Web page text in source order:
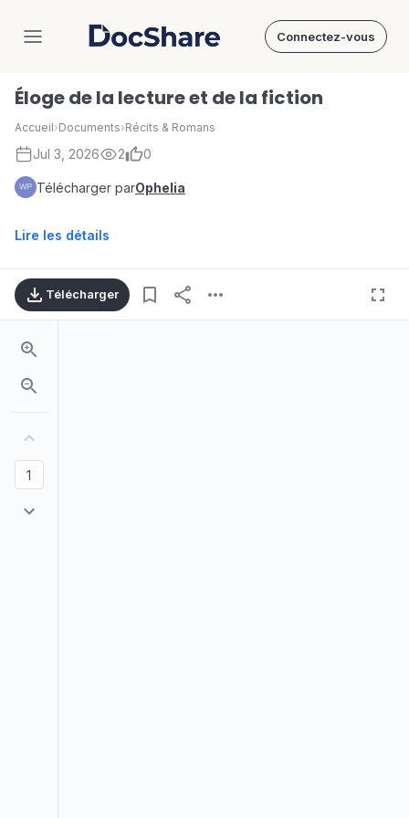
DocShare Connectez-vous
Éloge de la lecture et de la fiction
Accueil›Documents›Récits & Romans
Jul 3, 2026 2 0
Télécharger parOphelia
Lire les détails
Télécharger